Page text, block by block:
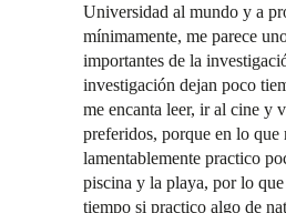
Universidad al mundo y a
mínimamente, me parece
importantes de la
investigación dejan poco
me encanta leer, ir al cine y
preferidos, porque en lo que
lamentablemente practico
piscina y la playa, por lo
tiempo si practico algo de